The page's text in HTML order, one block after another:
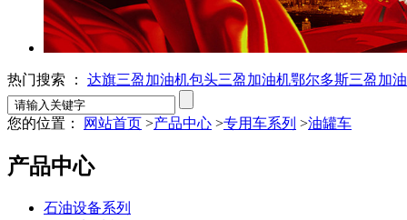
热门搜索 ： 达旗三盈加油机包头三盈加油机鄂尔多斯三盈加
您的位置： 网站首页 >产品中心 >专用车系列 >油罐车
产品中心
石油设备系列